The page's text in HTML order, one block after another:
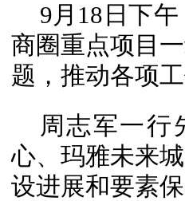
9月18日下
商圈重点项目
题，推动各项
周志军一行
心、玛雅未来
设进展和要素